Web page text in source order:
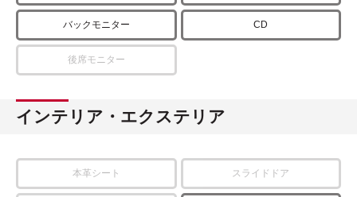
バックモニター CD
後席モニター
インテリア・エクステリア
本革シート スライドドア